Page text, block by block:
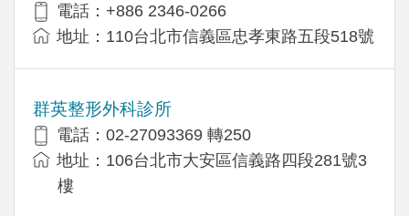
電話：+886 2346-0266
地址：110台北市信義區忠孝東路五段518號
群英整形外科診所
電話：02-27093369 轉250
地址：106台北市大安區信義路四段281號3
樓